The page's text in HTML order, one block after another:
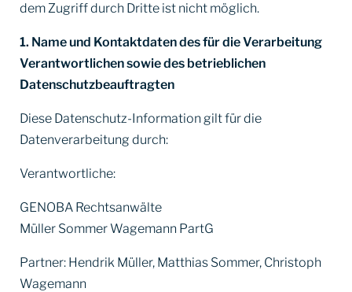
dem Zugriff durch Dritte ist nicht möglich.
1. Name und Kontaktdaten des für die Verarbeitung
Verantwortlichen sowie des betrieblichen
Datenschutzbeauftragten
Diese Datenschutz-Information gilt für die
Datenverarbeitung durch:
Verantwortliche:
GENOBA Rechtsanwälte
Müller Sommer Wagemann PartG
Partner: Hendrik Müller, Matthias Sommer, Christoph
Wagemann